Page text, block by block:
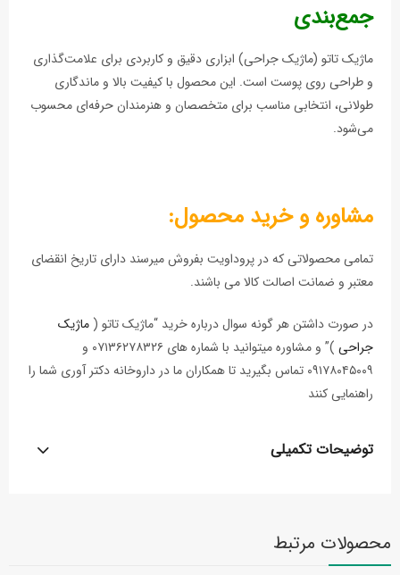
جمع‌بندی
ماژیک تاتو (ماژیک جراحی) ابزاری دقیق و کاربردی برای علامت‌گذاری
و طراحی روی پوست است. این محصول با کیفیت بالا و ماندگاری
طولانی، انتخابی مناسب برای متخصصان و هنرمندان حرفه‌ای محسوب
می‌شود.
مشاوره و خرید محصول:
تمامی محصولاتی که در پروداویت بفروش میرسند دارای تاریخ انقضای
معتبر و ضمانت اصالت کالا می باشند.
در صورت داشتن هر گونه سوال درباره خرید “ماژیک تاتو ( ماژیک
جراحی
)” و مشاوره میتوانید با شماره های ۰۷۱۳۶۲۷۸۳۲۶ و
۰۹۱۷۸۰۴۵۰۰۹ تماس بگیرید تا همکاران ما در داروخانه دکتر آوری شما را
راهنمایی کنند
توضیحات تکمیلی
محصولات مرتبط